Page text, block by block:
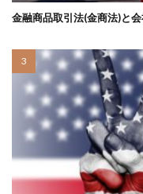
金融商品取引法(金商法)と